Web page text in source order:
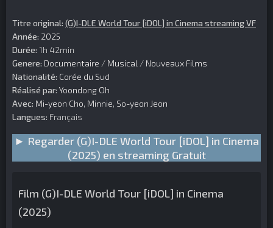
Titre original: (G)I-DLE World Tour [iDOL] in Cinema streaming VF
Année: 2025
Durée: 1h 42min
Genere: Documentaire / Musical / Nouveaux Films
Nationalité: Corée du Sud
Réalisé par: Yoondong Oh
Avec: Mi-yeon Cho, Minnie, So-yeon Jeon
Langues: Français
► Regarder (G)I-DLE World Tour [iDOL] in Cinema
(2025) en streaming Gratuit
Film (G)I-DLE World Tour [iDOL] in Cinema
(2025)